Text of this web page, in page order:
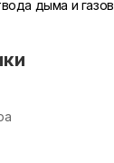
дыма и